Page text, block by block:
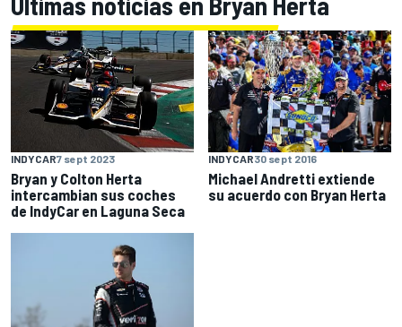
INDYCAR7 sept 2023
Bryan y Colton Herta
intercambian sus coches
de IndyCar en Laguna Seca
INDYCAR30 sept 2016
Michael Andretti extiende
su acuerdo con Bryan Herta